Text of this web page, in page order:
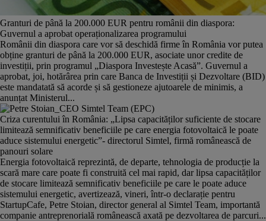
Granturi de până la 200.000 EUR pentru românii din diaspora:
Guvernul a aprobat operaționalizarea programului
Românii din diaspora care vor să deschidă firme în România vor putea
obține granturi de până la 200.000 EUR, asociate unor credite de
investiții, prin programul „Diaspora Investește Acasă”. Guvernul a
aprobat, joi, hotărârea prin care Banca de Investiții și Dezvoltare (BID)
este mandatată să acorde și să gestioneze ajutoarele de minimis, a
anunțat Ministerul...
Criza curentului în România: „Lipsa capacităților suficiente de stocare
limitează semnificativ beneficiile pe care energia fotovoltaică le poate
aduce sistemului energetic”- directorul Simtel, firmă românească de
panouri solare
Energia fotovoltaică reprezintă, de departe, tehnologia de producție la
scară mare care poate fi construită cel mai rapid, dar lipsa capacităților
de stocare limitează semnificativ beneficiile pe care le poate aduce
sistemului energetic, avertizează, vineri, într-o declarație pentru
StartupCafe, Petre Stoian, director general al Simtel Team, importantă
companie antreprenorială românească axată pe dezvoltarea de parcuri...